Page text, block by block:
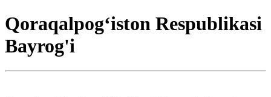
Qoraqalpogʻiston Respublikasi
Bayrog'i